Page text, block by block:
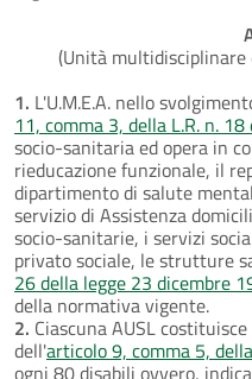
(Unità multidisciplinare
1. L'U.M.E.A. nello
11, comma 3, della L.R. n.
socio-sanitaria ed opera in
rieducazione funzionale, il
dipartimento di salute
servizio di Assistenza
socio-sanitarie, i servizi
privato sociale, le strutture
26 della legge 23 dicembre
della normativa vigente.
2. Ciascuna AUSL
dell'articolo 9, comma 5,
ogni 80 disabili ovvero,